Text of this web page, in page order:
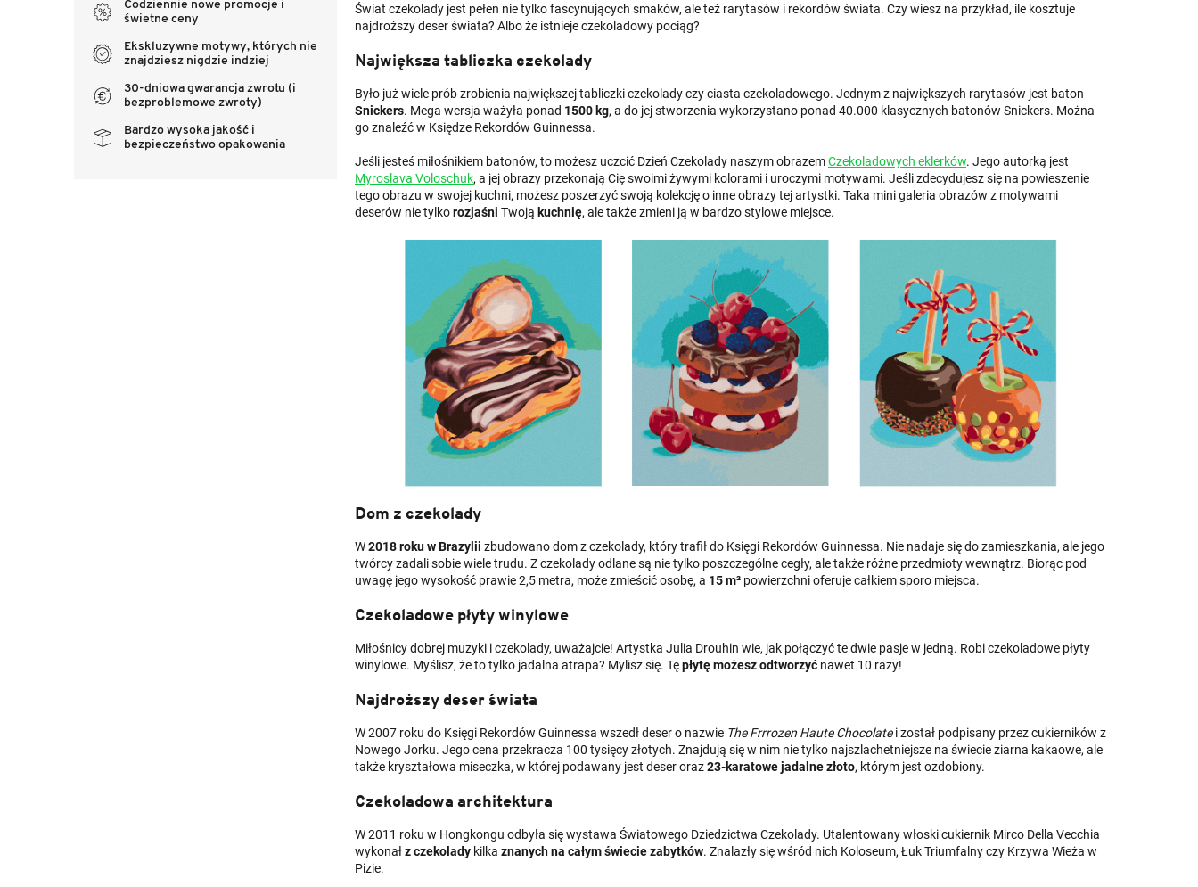
Codziennie nowe promocje i
świetne ceny
Ekskluzywne motywy, których nie
znajdziesz nigdzie indziej
30-dniowa gwarancja zwrotu (i
bezproblemowe zwroty)
Bardzo wysoka jakość i
bezpieczeństwo opakowania
Świat czekolady jest pełen nie tylko fascynujących smaków, ale też rarytasów i rekordów świata. Czy wiesz na przykład, ile kosztuje
najdroższy deser świata? Albo że istnieje czekoladowy pociąg?
Największa tabliczka czekolady
Było już wiele prób zrobienia największej tabliczki czekolady czy ciasta czekoladowego. Jednym z największych rarytasów jest baton
Snickers. Mega wersja ważyła ponad 1500 kg, a do jej stworzenia wykorzystano ponad 40.000 klasycznych batonów Snickers. Można
go znaleźć w Księdze Rekordów Guinnessa.
Jeśli jesteś miłośnikiem batonów, to możesz uczcić Dzień Czekolady naszym obrazemCzekoladowych eklerków. Jego autorką jest
Myroslava Voloschuk, a jej obrazy przekonają Cię swoimi żywymi kolorami i uroczymi motywami. Jeśli zdecydujesz się na powieszenie
tego obrazu w swojej kuchni, możesz poszerzyć swoją kolekcję o inne obrazy tej artystki. Taka mini galeria obrazów z motywami
deserów nie tylkorozjaśni Twoją kuchnię, ale także zmieni ją w bardzo stylowe miejsce.
Dom z czekolady
W2018 roku w Brazylii zbudowano dom z czekolady, który trafił do Księgi Rekordów Guinnessa. Nie nadaje się do zamieszkania, ale jego
twórcy zadali sobie wiele trudu. Z czekolady odlane są nie tylko poszczególne cegły, ale także różne przedmioty wewnątrz. Biorąc pod
uwagę jego wysokość prawie 2,5 metra, może zmieścić osobę, a 15 m² powierzchni oferuje całkiem sporo miejsca.
Czekoladowe płyty winylowe
Miłośnicy dobrej muzyki i czekolady, uważajcie! Artystka Julia Drouhin wie, jak połączyć te dwie pasje w jedną. Robi czekoladowe płyty
winylowe. Myślisz, że to tylko jadalna atrapa? Mylisz się. Tępłytę możesz odtworzyć nawet 10 razy!
Najdroższy deser świata
W 2007 roku do Księgi Rekordów Guinnessa wszedł deser o nazwie The Frrrozen Haute Chocolatei został podpisany przez cukierników z
Nowego Jorku. Jego cena przekracza 100 tysięcy złotych. Znajdują się w nim nie tylko najszlachetniejsze na świecie ziarna kakaowe, ale
także kryształowa miseczka, w której podawany jest deser oraz23-karatowe jadalne złoto, którym jest ozdobiony.
Czekoladowa architektura
W 2011 roku w Hongkongu odbyła się wystawa Światowego Dziedzictwa Czekolady. Utalentowany włoski cukiernik Mirco Della Vecchia
wykonałz czekolady kilka znanych na całym świecie zabytków. Znalazły się wśród nich Koloseum, Łuk Triumfalny czy Krzywa Wieża w
Pizie.